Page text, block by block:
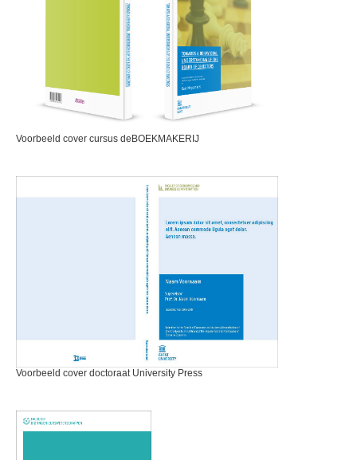
Voorbeeld cover cursus deBOEKMAKERIJ
Voorbeeld cover doctoraat University Press